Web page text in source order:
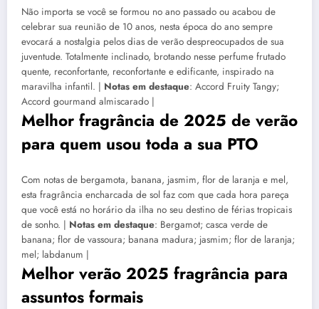
Não importa se você se formou no ano passado ou acabou de
celebrar sua reunião de 10 anos, nesta época do ano sempre
evocará a nostalgia pelos dias de verão despreocupados de sua
juventude. Totalmente inclinado, brotando nesse perfume frutado
quente, reconfortante, reconfortante e edificante, inspirado na
maravilha infantil. | Notas em destaque: Accord Fruity Tangy;
Accord gourmand almiscarado |
Melhor fragrância de 2025 de verão
para quem usou toda a sua PTO
Com notas de bergamota, banana, jasmim, flor de laranja e mel,
esta fragrância encharcada de sol faz com que cada hora pareça
que você está no horário da ilha no seu destino de férias tropicais
de sonho. | Notas em destaque: Bergamot; casca verde de
banana; flor de vassoura; banana madura; jasmim; flor de laranja;
mel; labdanum |
Melhor verão 2025 fragrância para
assuntos formais